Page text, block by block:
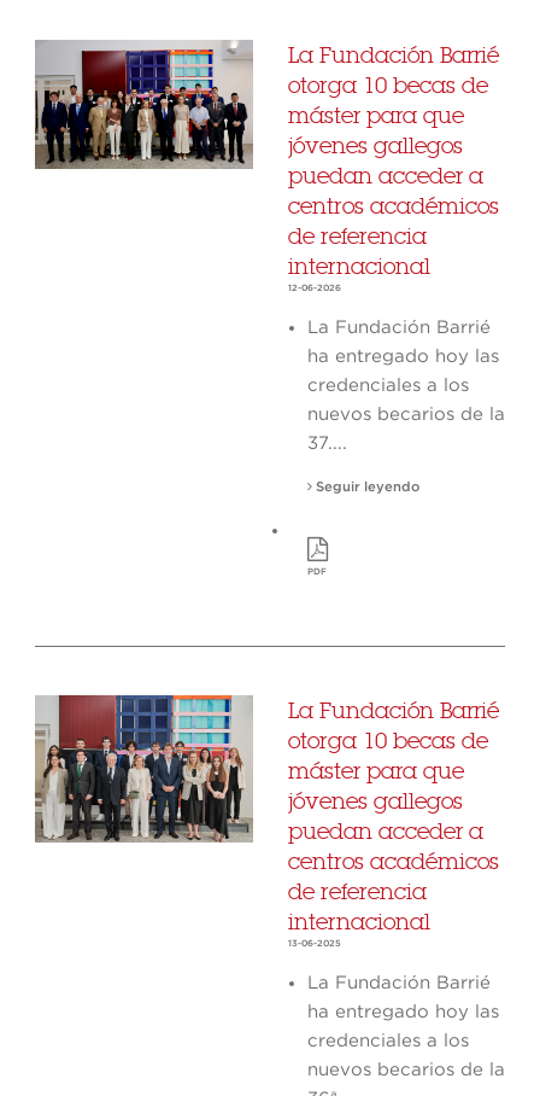
La Fundación Barrié
otorga 10 becas de
máster para que
jóvenes gallegos
puedan acceder a
centros académicos
de referencia
internacional
12-06-2026
La Fundación Barrié
ha entregado hoy las
credenciales a los
nuevos becarios de la
37....
Seguir leyendo
PDF
La Fundación Barrié
otorga 10 becas de
máster para que
jóvenes gallegos
puedan acceder a
centros académicos
de referencia
internacional
13-06-2025
La Fundación Barrié
ha entregado hoy las
credenciales a los
nuevos becarios de la